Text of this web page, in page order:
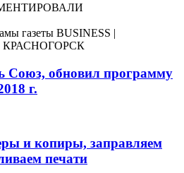
газеты BUSINESS |
Союз, обновил программу
г.
и копиры, заправляем
печати